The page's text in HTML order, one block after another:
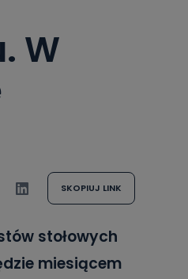
W
SKOPIUJ LINK
stołowych
miesiącem